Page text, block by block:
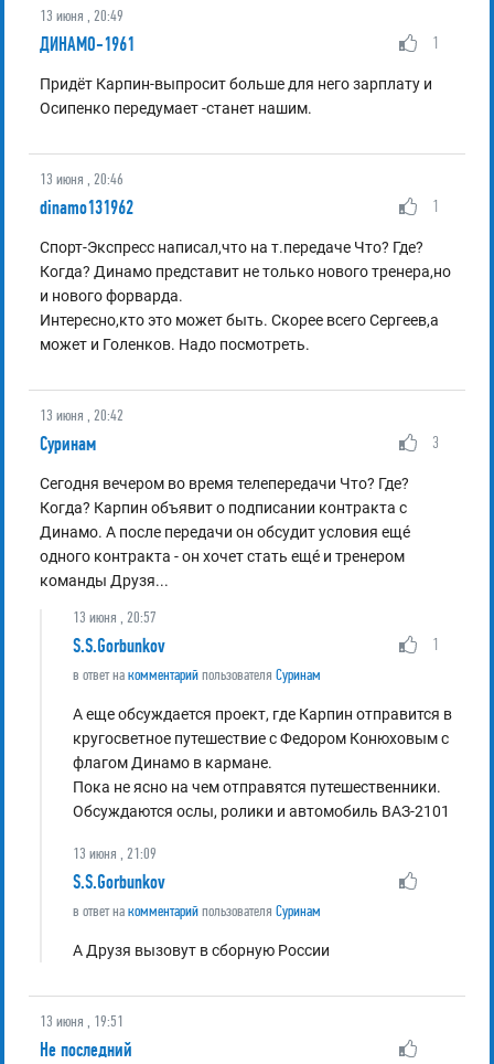
13 июня , 20:49
ДИНАМО-1961 1
Придёт Карпин-выпросит больше для него зарплату и
Осипенко передумает -станет нашим.
13 июня , 20:46
dinamo131962 1
Спорт-Экспресс написал,что на т.передаче Что? Где?
Когда? Динамо представит не только нового тренера,но
и нового форварда.
Интересно,кто это может быть. Скорее всего Сергеев,а
может и Голенков. Надо посмотреть.
13 июня , 20:42
Суринам 3
Сегодня вечером во время телепередачи Что? Где?
Когда? Карпин объявит о подписании контракта с
Динамо. А после передачи он обсудит условия ещé
одного контракта - он хочет стать ещé и тренером
команды Друзя...
13 июня , 20:57
S.S.Gorbunkov 1
в ответ накомментарий пользователяСуринам
А еще обсуждается проект, где Карпин отправится в
кругосветное путешествие с Федором Конюховым с
флагом Динамо в кармане.
Пока не ясно на чем отправятся путешественники.
Обсуждаются ослы, ролики и автомобиль ВАЗ-2101
13 июня , 21:09
S.S.Gorbunkov
в ответ накомментарий пользователяСуринам
А Друзя вызовут в сборную России
13 июня , 19:51
Не последний